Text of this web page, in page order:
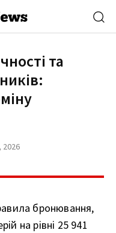
та
2026
бронювання,
на рівні 25 941